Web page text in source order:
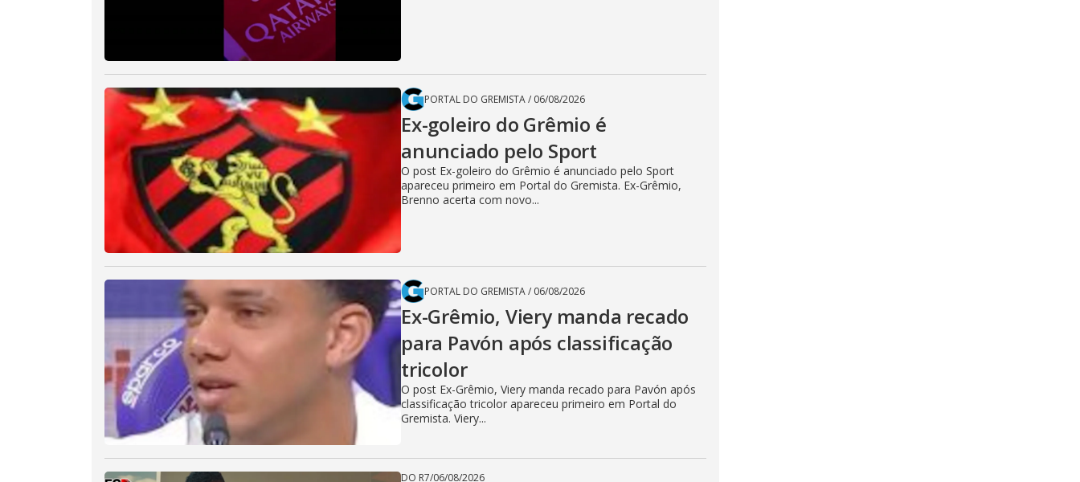
PORTAL DO GREMISTA/ 06/08/2026
Ex-goleiro do Grêmio é
anunciado pelo Sport
O post Ex-goleiro do Grêmio é anunciado pelo Sport
apareceu primeiro em Portal do Gremista. Ex-Grêmio,
Brenno acerta com novo...
PORTAL DO GREMISTA/ 06/08/2026
Ex-Grêmio, Viery manda recado
para Pavón após classificação
tricolor
O post Ex-Grêmio, Viery manda recado para Pavón após
classificação tricolor apareceu primeiro em Portal do
Gremista. Viery...
DO R7/06/08/2026